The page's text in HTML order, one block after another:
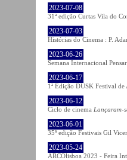
2023-07-08
31ª edição Curtas Vila do
2023-07-03
Histórias do Cinema : P.
2023-06-26
Semana Internacional
2023-06-17
1ª Edição DUSK Festival
2023-06-12
Ciclo de cinema Lançaram-
2023-06-01
35ª edição Festivais Gil
2023-05-24
ARCOlisboa 2023 - Feira